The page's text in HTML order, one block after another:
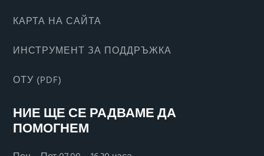
КАРТА НА САЙТА
ИНСТРУМЕНТ ЗА ПОДДРЪЖКА
ОТУ (PDF)
НИЕ ЩЕ СЕ РАДВАМЕ ДА
ПОМОГНЕМ